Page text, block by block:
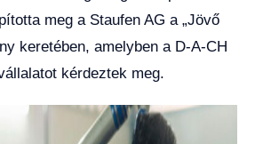
meg a Staufen AG a „Jövő
keretében, amelyben a D-A-CH
kérdeztek meg.